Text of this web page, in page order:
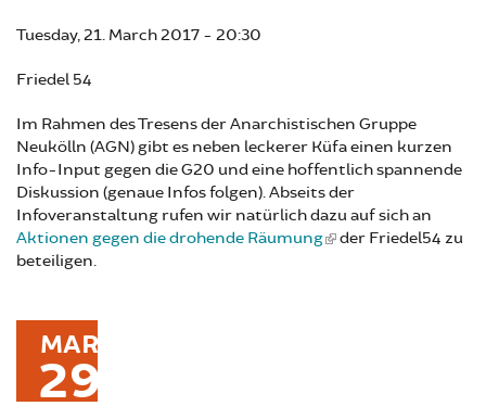
Tuesday, 21. March 2017 - 20:30
Friedel 54
Im Rahmen des Tresens der Anarchistischen Gruppe
Neukölln (AGN) gibt es neben leckerer Küfa einen kurzen
Info-Input gegen die G20 und eine hoffentlich spannende
Diskussion (genaue Infos folgen). Abseits der
Infoveranstaltung rufen wir natürlich dazu auf sich an
Aktionen gegen die drohende Räumung
der Friedel54 zu
beteiligen.
MAR
29